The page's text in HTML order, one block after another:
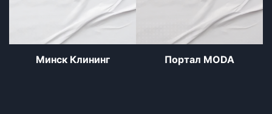
Минск Клининг Портал MODA